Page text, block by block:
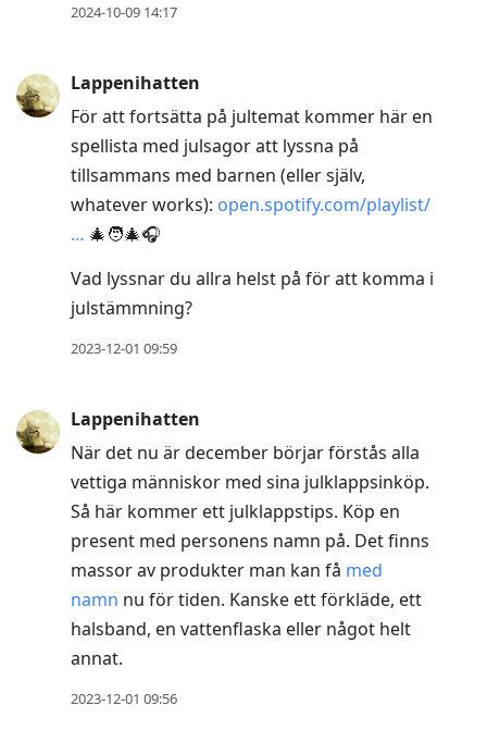
2024-10-09 14:17
Lappenihatten
För att fortsätta på jultemat kommer här en
spellista med julsagor att lyssna på
tillsammans med barnen (eller själv,
whatever works): open.spotify.com/playlist/
… 🎄🧑‍🎄🎧
Vad lyssnar du allra helst på för att komma i
julstämmning?
2023-12-01 09:59
Lappenihatten
När det nu är december börjar förstås alla
vettiga människor med sina julklappsinköp.
Så här kommer ett julklappstips. Köp en
present med personens namn på. Det finns
massor av produkter man kan få med
namn nu för tiden. Kanske ett förkläde, ett
halsband, en vattenflaska eller något helt
annat.
2023-12-01 09:56